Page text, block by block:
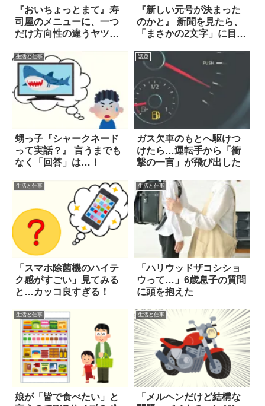
『おいちょっとまて』寿
司屋のメニューに、一つ
だけ方向性の違うヤツが
『新しい元号が決まった
のかと』 新聞を見たら、
「まさかの2文字」に目を
生活と仕事
甥っ子『シャークネード
って実話？』 言うまでも
なく「回答」は…！
話題
ガス欠車のもとへ駆けつ
けたら…運転手から「衝
撃の一言」が飛び出した
生活と仕事
「スマホ除菌機のハイテ
ク感がすごい」見てみる
と…カッコ良すぎる！
生活と仕事
「ハリウッドザコシショ
ウって…」6歳息子の質問
に頭を抱えた
生活と仕事
娘が「皆で食べたい」と
生活と仕事
「メルヘンだけど結構な